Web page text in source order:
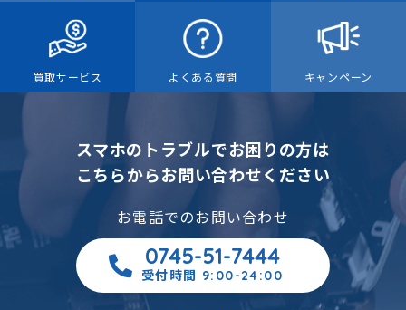
買取サービス よくある質問 キャンペーン
スマホのトラブルでお困りの方は
こちらからお問い合わせください
お電話でのお問い合わせ
0745-51-7444
受付時間 9:00-24:00